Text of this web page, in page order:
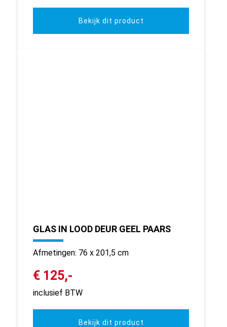
Bekijk dit product
GLAS IN LOOD DEUR GEEL PAARS
Afmetingen: 76 x 201,5 cm
€ 125,-
inclusief BTW
Bekijk dit product